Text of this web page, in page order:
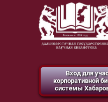
Вход для
корпоративной
системы